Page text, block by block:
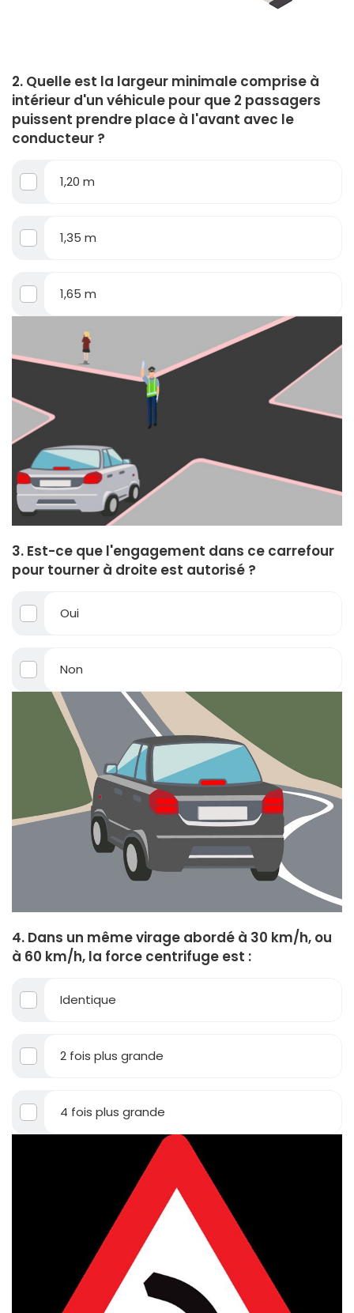
2. Quelle est la largeur minimale comprise à
intérieur d'un véhicule pour que 2 passagers
puissent prendre place à l'avant avec le
conducteur ?
1,20 m
1,35 m
1,65 m
3. Est-ce que l'engagement dans ce carrefour
pour tourner à droite est autorisé ?
Oui
Non
4. Dans un même virage abordé à 30 km/h, ou
à 60 km/h, la force centrifuge est :
Identique
2 fois plus grande
4 fois plus grande